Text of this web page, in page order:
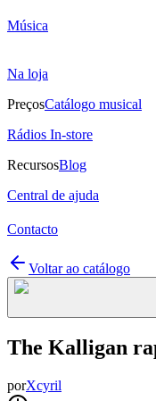
Música
Na loja
PreçosCatálogo musical
Rádios In-store
RecursosBlog
Central de ajuda
Contacto
Voltar ao catálogo
The Kalligan
porXcyril